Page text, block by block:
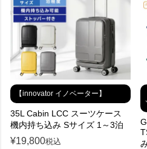
【innovator イノベーター】
35L Cabin LCC スーツケース
機内持ち込み Sサイズ 1～3泊
¥19,800税込